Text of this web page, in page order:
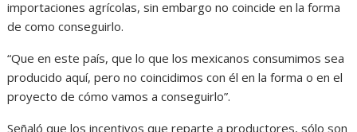
importaciones agrícolas, sin embargo no coincide en la forma
de como conseguirlo.
“Que en este país, que lo que los mexicanos consumimos sea
producido aquí, pero no coincidimos con él en la forma o en el
proyecto de cómo vamos a conseguirlo”.
Señaló que los incentivos que reparte a productores, sólo son